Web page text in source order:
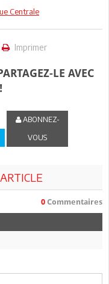
Centrale
Imprimer
LE AVEC
ABONNEZ-
VOUS
0 Commentaires